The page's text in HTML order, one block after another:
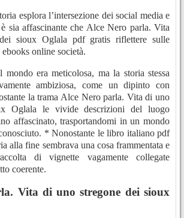
esplora l’intersezione dei social media e
sia affascinante che Alce Nero parla. Vita
sioux Oglala pdf gratis riflettere sulle
online società.
mondo era meticolosa, ma la storia stessa
ambiziosa, come un dipinto con
la trama Alce Nero parla. Vita di uno
Oglala le vivide descrizioni del luogo
affascinato, trasportandomi in un mondo
* Nonostante le libro italiano pdf
alla fine sembrava una cosa frammentata e
di vignette vagamente collegate
coerente.
Vita di uno stregone dei sioux